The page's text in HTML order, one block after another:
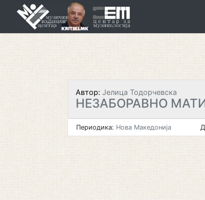
Автор: Јелица Тодорчевска
НЕЗАБОРАВНО
Периодика: Нова Македонија